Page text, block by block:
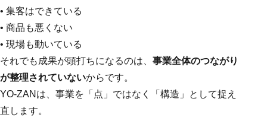
• 集客はできている
• 商品も悪くない
• 現場も動いている
それでも成果が頭打ちになるのは、 事業全体のつながり
が整理されていないからです。
YO-ZANは、事業を「点」ではなく「構造」として捉え
直します。